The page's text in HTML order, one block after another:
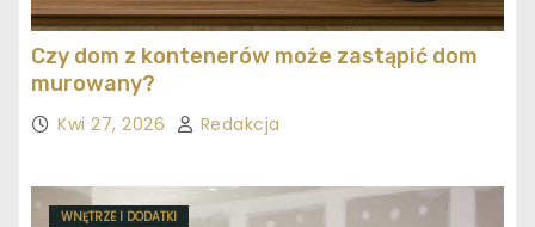
Czy dom z kontenerów może zastąpić dom
murowany?
Kwi 27, 2026 Redakcja
WNĘTRZE I DODATKI